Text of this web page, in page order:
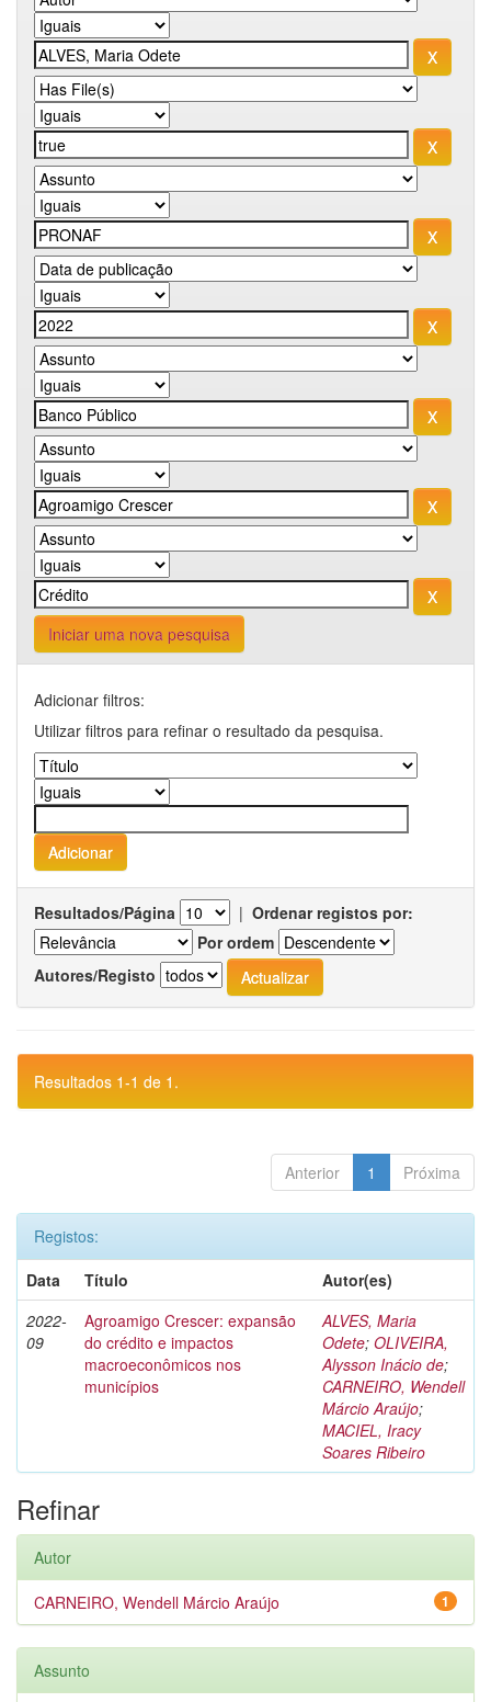
Iniciar uma nova pesquisa
Adicionar filtros:
Utilizar filtros para refinar o resultado da pesquisa.
Resultados/Página | Ordenar registos por:
Por ordem
Autores/Registo
Resultados 1-1 de 1.
Anterior 1 Próxima
Registos:
Data
Título
Autor(es)
2022-
09
Agroamigo Crescer: expansão
do crédito e impactos
macroeconômicos nos
municípios
ALVES, Maria
Odete; OLIVEIRA,
Alysson Inácio de;
CARNEIRO, Wendell
Márcio Araújo;
MACIEL, Iracy
Soares Ribeiro
Refinar
Autor
1
CARNEIRO, Wendell Márcio Araújo
Assunto